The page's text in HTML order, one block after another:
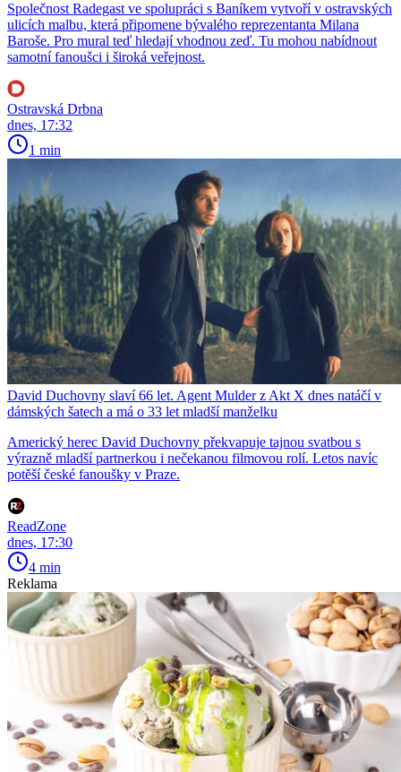
Společnost Radegast ve spolupráci s Baníkem vytvoří v ostravských
ulicích malbu, která připomene bývalého reprezentanta Milana
Baroše. Pro mural teď hledají vhodnou zeď. Tu mohou nabídnout
samotní fanoušci i široká veřejnost.
Ostravská Drbna
dnes, 17:32
1 min
David Duchovny slaví 66 let. Agent Mulder z Akt X dnes natáčí v
dámských šatech a má o 33 let mladší manželku
Americký herec David Duchovny překvapuje tajnou svatbou s
výrazně mladší partnerkou i nečekanou filmovou rolí. Letos navíc
potěší české fanoušky v Praze.
ReadZone
dnes, 17:30
4 min
Reklama